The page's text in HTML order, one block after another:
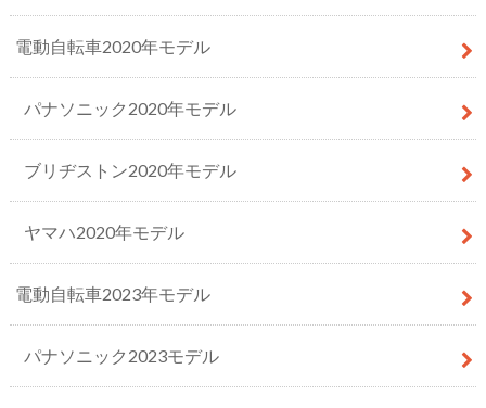
電動自転車2020年モデル
パナソニック2020年モデル
ブリヂストン2020年モデル
ヤマハ2020年モデル
電動自転車2023年モデル
パナソニック2023モデル